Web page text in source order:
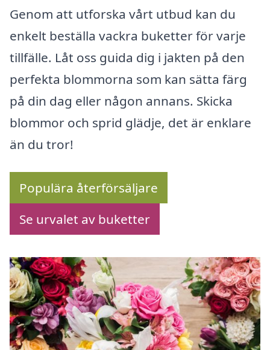
Genom att utforska vårt utbud kan du
enkelt beställa vackra buketter för varje
tillfälle. Låt oss guida dig i jakten på den
perfekta blommorna som kan sätta färg
på din dag eller någon annans. Skicka
blommor och sprid glädje, det är enklare
än du tror!
Populära återförsäljare
Se urvalet av buketter